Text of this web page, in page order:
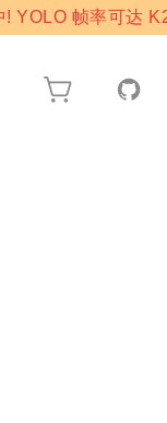
YOLO 帧率可达